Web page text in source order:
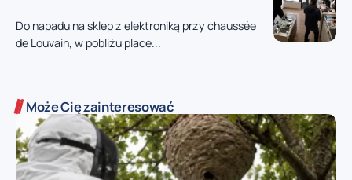
Do napadu na sklep z elektroniką przy chaussée
de Louvain, w pobliżu place...
Może Cię zainteresować